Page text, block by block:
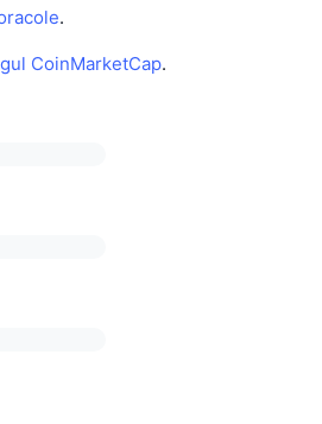
.
CoinMarketCap.